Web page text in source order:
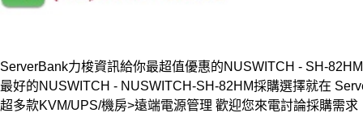
ServerBank力梭資訊給你最超值優惠的NUSWITCH - SH-
最好的NUSWITCH - NUSWITCH-SH-82HM採購選擇就在
超多款KVM/UPS/機房>遠端電源管理 歡迎您來電討論採購需